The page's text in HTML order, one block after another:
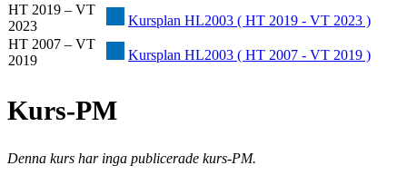
HT 2019 – VT
2023
Kursplan HL2003 ( HT 2019 - VT 2023 )
HT 2007 – VT
2019
Kursplan HL2003 ( HT 2007 - VT 2019 )
Kurs-PM
Denna kurs har inga publicerade kurs-PM.